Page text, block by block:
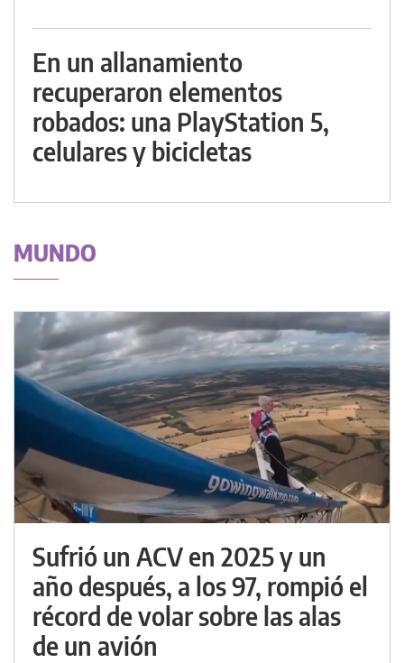
En un allanamiento
recuperaron elementos
robados: una PlayStation 5,
celulares y bicicletas
MUNDO
Sufrió un ACV en 2025 y un
año después, a los 97, rompió el
récord de volar sobre las alas
de un avión